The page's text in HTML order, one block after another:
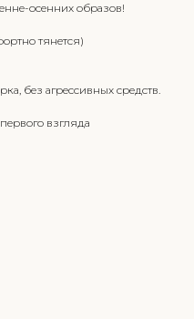
осенних образов!
тянется)
без агрессивных средств.
взгляда